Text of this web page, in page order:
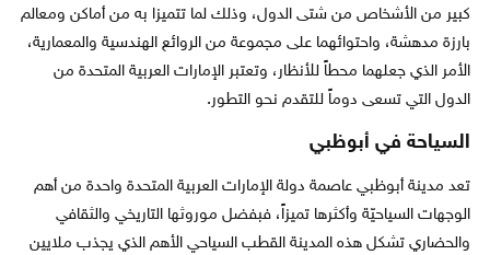
كبير من الأشخاص من شتى الدول، وذلك لما تتميزا به من أماكن ومعالم
بارزة مدهشة، واحتوائهما على مجموعة من الروائع الهندسية والمعمارية،
الأمر الذي جعلهما محطاً للأنظار، وتعتبر الإمارات العربية المتحدة من
الدول التي تسعى دوماً للتقدم نحو التطور.
السياحة في أبوظبي
تعد مدينة أبوظبي عاصمة دولة الإمارات العربية المتحدة واحدة من أهم
الوجهات السياحيّة وأكثرها تميزاً، فبفضل موروثها التاريخي والثقافي
والحضاري تشكل هذه المدينة القطب السياحي الأهم الذي يجذب ملايين